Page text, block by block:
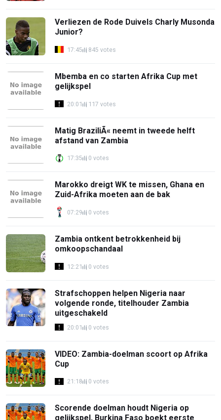
Verliezen de Rode Duivels Charly Musonda
Junior?
17:45 845 votes
Mbemba en co starten Afrika Cup met
gelijkspel
20:01 117 votes
Matig BraziliÃ« neemt in tweede helft
afstand van Zambia
17:35 0 votes
Marokko dreigt WK te missen, Ghana en
Zuid-Afrika moeten aan de bak
07:29 0 votes
Zambia ontkent betrokkenheid bij
omkoopschandaal
12:21 0 votes
Strafschoppen helpen Nigeria naar
volgende ronde, titelhouder Zambia
uitgeschakeld
20:01 0 votes
VIDEO: Zambia-doelman scoort op Afrika
Cup
21:18 0 votes
Scorende doelman houdt Nigeria op
gelijkspel, Burkina Faso boekt eerste